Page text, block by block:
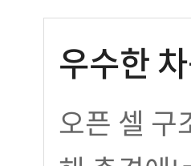
우수한
오픈 셀 구